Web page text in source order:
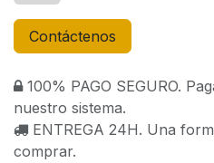
Contáctenos
100% PAGO SEGURO.
nuestro sistema.
ENTREGA 24H. Una
comprar.